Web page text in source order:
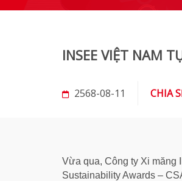
INSEE VIỆT NAM
2568-08-11 CHIA
Vừa qua, Công ty Xi măng
Sustainability Awards –